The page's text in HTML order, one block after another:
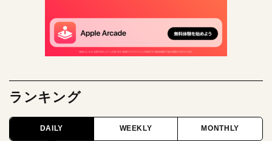
ランキング
DAILY WEEKLY MONTHLY